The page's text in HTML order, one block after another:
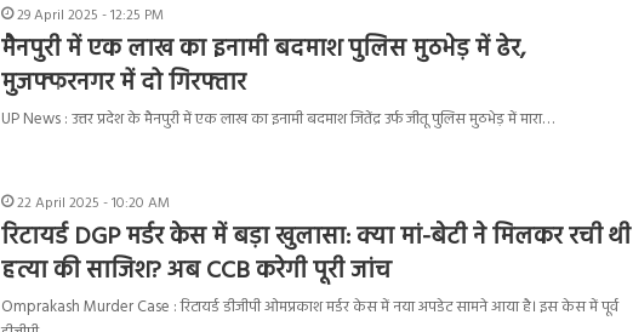
29 April 2025 - 12:25 PM
मैनपुरी में एक लाख का इनामी बदमाश पुलिस मुठभेड़ में ढेर,
मुजफ्फरनगर में दो गिरफ्तार
UP News : उत्तर प्रदेश के मैनपुरी में एक लाख का इनामी बदमाश जितेंद्र उर्फ जीतू पुलिस मुठभेड़ में मारा…
22 April 2025 - 10:20 AM
रिटायर्ड DGP मर्डर केस में बड़ा खुलासा: क्या मां-बेटी ने मिलकर रची थी
हत्या की साजिश? अब CCB करेगी पूरी जांच
Omprakash Murder Case : रिटायर्ड डीजीपी ओमप्रकाश मर्डर केस में नया अपडेट सामने आया है। इस केस में पूर्व